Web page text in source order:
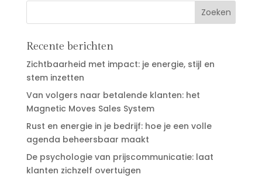
Recente berichten
Zichtbaarheid met impact: je energie, stijl en
stem inzetten
Van volgers naar betalende klanten: het
Magnetic Moves Sales System
Rust en energie in je bedrijf: hoe je een volle
agenda beheersbaar maakt
De psychologie van prijscommunicatie: laat
klanten zichzelf overtuigen